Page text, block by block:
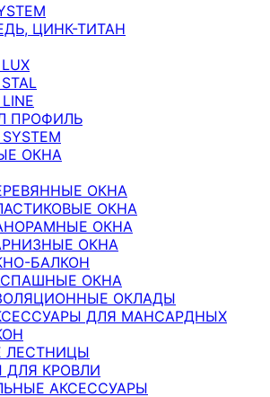
ЦИНК-ТИТАН
ПРОФИЛЬ
ОКНА
ОКНА
ОКНА
ОКНА
ОКНА
БАЛКОН
ОКНА
ОКЛАДЫ
ДЛЯ МАНСАРДНЫХ
ЛЕСТНИЦЫ
ДЛЯ КРОВЛИ
АКСЕССУАРЫ